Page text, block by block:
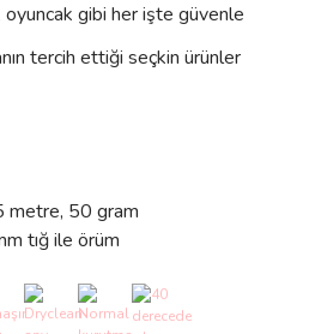
oyuncak gibi her işte güvenle
tercih ettiği seçkin ürünler
50 gram
tığ ile örüm